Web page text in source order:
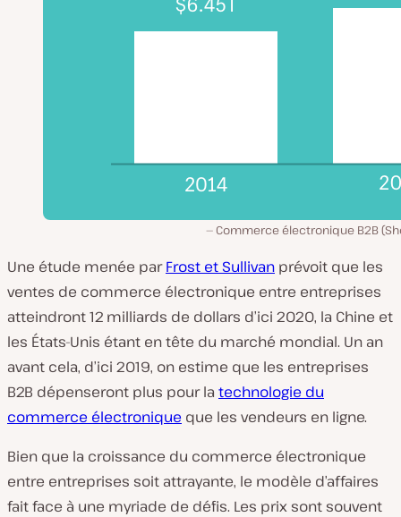
Commerce électronique B2B
Une étude menée parFrost et Sullivan prévoit que les
ventes de commerce électronique entre entreprises
atteindront 12 milliards de dollars d’ici 2020, la Chine et
les États-Unis étant en tête du marché mondial. Un an
avant cela, d’ici 2019, on estime que les entreprises
B2B dépenseront plus pour la technologie du
commerce électronique que les vendeurs en ligne.
Bien que la croissance du commerce électronique
entre entreprises soit attrayante, le modèle d’affaires
fait face à une myriade de défis. Les prix sont souvent